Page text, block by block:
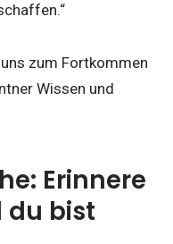
zum Fortkommen
Wissen und
Erinnere
du bist